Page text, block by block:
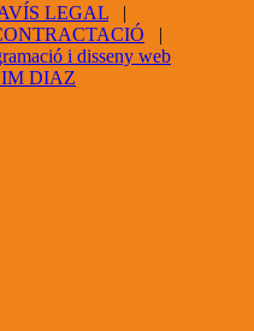
LEGAL |
|
i disseny web
DIAZ